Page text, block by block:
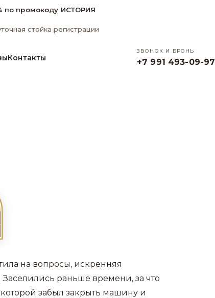
по промокоду ИСТОРИЯ
стойка регистрации
Контакты
ЗВОНОК И БРОНЬ
+7 991 493-09-97
на вопросы, искренняя
раньше времени, за что
забыл закрыть машину и